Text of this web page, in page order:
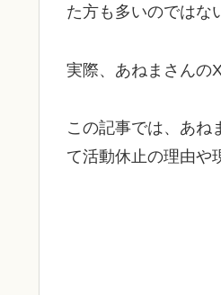
た方も多いのではな
実際、あねまさんの
この記事では、あね
て活動休止の理由や